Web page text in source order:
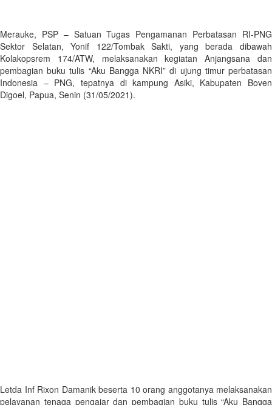
Merauke, PSP – Satuan Tugas Pengamanan Perbatasan RI-PNG
Sektor Selatan, Yonif 122/Tombak Sakti, yang berada dibawah
Kolakopsrem 174/ATW, melaksanakan kegiatan Anjangsana dan
pembagian buku tulis “Aku Bangga NKRI” di ujung timur perbatasan
Indonesia – PNG, tepatnya di kampung Asiki, Kabupaten Boven
Digoel, Papua, Senin (31/05/2021).
Letda Inf Rixon Damanik beserta 10 orang anggotanya melaksanakan
pelayanan tenaga pengajar dan pembagian buku tulis “Aku Bangga